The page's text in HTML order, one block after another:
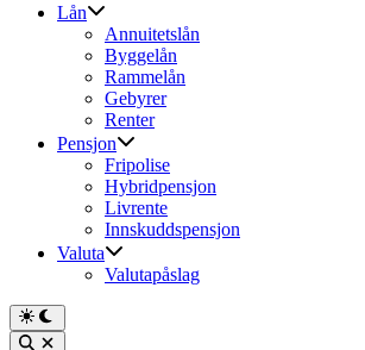
Lån
Annuitetslån
Byggelån
Rammelån
Gebyrer
Renter
Pensjon
Fripolise
Hybridpensjon
Livrente
Innskuddspensjon
Valuta
Valutapåslag
Switch
to
Open